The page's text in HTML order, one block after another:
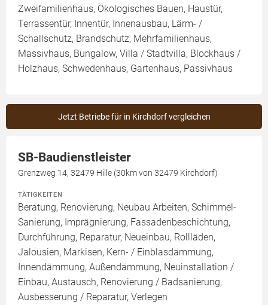
Zweifamilienhaus, Ökologisches Bauen, Haustür,
Terrassentür, Innentür, Innenausbau, Lärm- /
Schallschutz, Brandschutz, Mehrfamilienhaus,
Massivhaus, Bungalow, Villa / Stadtvilla, Blockhaus /
Holzhaus, Schwedenhaus, Gartenhaus, Passivhaus
Jetzt Betriebe für in Kirchdorf vergleichen
SB-Baudienstleister
Grenzweg 14, 32479 Hille (30km von 32479 Kirchdorf)
TÄTIGKEITEN
Beratung, Renovierung, Neubau Arbeiten, Schimmel-
Sanierung, Imprägnierung, Fassadenbeschichtung,
Durchführung, Reparatur, Neueinbau, Rollläden,
Jalousien, Markisen, Kern- / Einblasdämmung,
Innendämmung, Außendämmung, Neuinstallation /
Einbau, Austausch, Renovierung / Badsanierung,
Ausbesserung / Reparatur, Verlegen